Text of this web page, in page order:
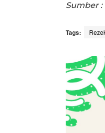
Sumber
Tags: